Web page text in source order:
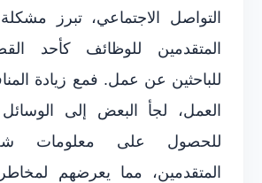
التواصل الاجتماعي، تبرز
المتقدمين للوظائف كأحد
للباحثين عن عمل. فمع زيادة
العمل، لجأ البعض إلى
للحصول على معلومات
المتقدمين، مما يعرضهم